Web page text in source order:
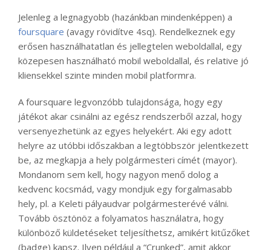
Jelenleg a legnagyobb (hazánkban mindenképpen) a
foursquare (avagy rövidítve 4sq). Rendelkeznek egy
erősen használhatatlan és jellegtelen weboldallal, egy
közepesen használható mobil weboldallal, és relative jó
kliensekkel szinte minden mobil platformra.
A foursquare legvonzóbb tulajdonsága, hogy egy
játékot akar csinálni az egész rendszerből azzal, hogy
versenyezhetünk az egyes helyekért. Aki egy adott
helyre az utóbbi időszakban a legtöbbször jelentkezett
be, az megkapja a hely polgármesteri címét (mayor).
Mondanom sem kell, hogy nagyon menő dolog a
kedvenc kocsmád, vagy mondjuk egy forgalmasabb
hely, pl. a Keleti pályaudvar polgármesterévé válni.
Tovább ösztönöz a folyamatos használatra, hogy
különböző küldetéseket teljesíthetsz, amikért kitűzőket
(badge) kapsz. Ilyen például a “Crunked”, amit akkor